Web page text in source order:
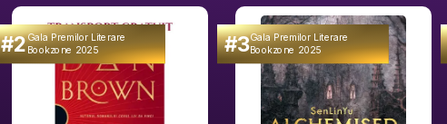
#2Gala Premilor Literare
Bookzone 2025 #3Gala Premilor Literare
Bookzone 2025